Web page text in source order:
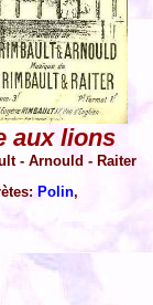
aux lions
- Arnould - Raiter
Polin,